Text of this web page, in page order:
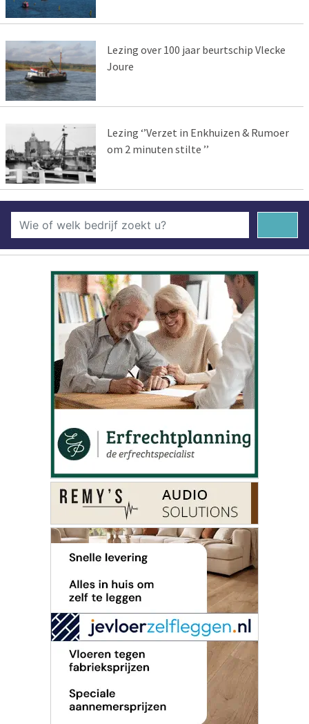
Lezing over 100 jaar beurtschip Vlecke
Joure
Lezing ‘’Verzet in Enkhuizen & Rumoer
om 2 minuten stilte ’’